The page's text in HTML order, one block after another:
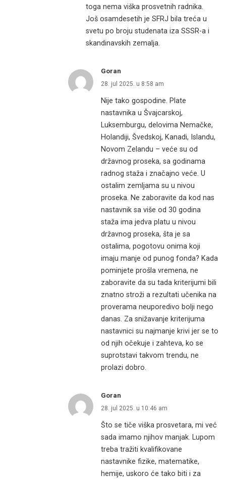
toga nema viška prosvetnih radnika.
Još osamdesetih je SFRJ bila treća u
svetu po broju studenata iza SSSR-a i
skandinavskih zemalja.
Goran
28. jul 2025. u 8:58 am
Nije tako gospodine. Plate
nastavnika u Švajcarskoj,
Luksemburgu, delovima Nemačke,
Holandiji, Švedskoj, Kanadi, Islandu,
Novom Zelandu – veće su od
državnog proseka, sa godinama
radnog staža i značajno veće. U
ostalim zemljama su u nivou
proseka. Ne zaboravite da kod nas
nastavnik sa više od 30 godina
staža ima jedva platu u nivou
državnog proseka, šta je sa
ostalima, pogotovu onima koji
imaju manje od punog fonda? Kada
pominjete prošla vremena, ne
zaboravite da su tada kriterijumi bili
znatno stroži a rezultati učenika na
proverama neuporedivo bolji nego
danas. Za snižavanje kriterijuma
nastavnici su najmanje krivi jer se to
od njih očekuje i zahteva, ko se
suprotstavi takvom trendu, ne
prolazi dobro.
Goran
28. jul 2025. u 10:46 am
Što se tiče viška prosvetara, mi već
sada imamo njihov manjak. Lupom
treba tražiti kvalifikovane
nastavnike fizike, matematike,
hemije, uskoro će tako biti i za